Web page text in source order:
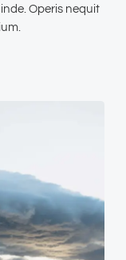
Operis nequit